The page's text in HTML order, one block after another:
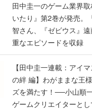
田中圭一のゲーム業界
いたり』第2巻が発売。
智さん、『ゼビウス』
重なエピソードを収録
【田中圭一連載：アイマス
の絆 編】わがままな王
ズを満たす！──小山順
ゲームクリエイターと